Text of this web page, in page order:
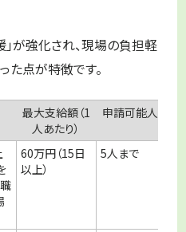
が強化され、現場の負担軽
た点が特徴です。
最大支給額（1
人あたり）
申請可能人数
60万円（15日
以上）
5人まで